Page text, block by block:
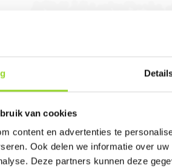
van cookies
content en advertenties te
Ook delen we informatie over
Deze partners kunnen deze
Harlingen. U bent van